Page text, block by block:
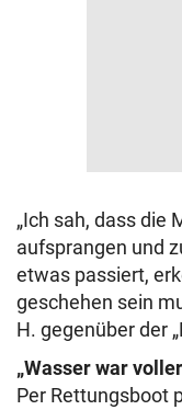
„Ich sah, dass die
aufsprangen und
etwas passiert,
geschehen sein
H. gegenüber der
„Wasser war
Per Rettungsboot